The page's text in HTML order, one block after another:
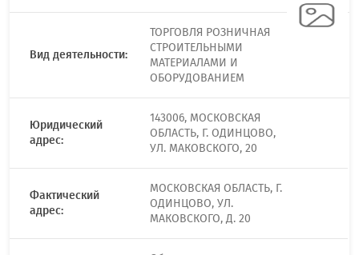
Вид деятельности:
ТОРГОВЛЯ РОЗНИЧНАЯ
СТРОИТЕЛЬНЫМИ
МАТЕРИАЛАМИ И
ОБОРУДОВАНИЕМ
Юридический
адрес:
143006, МОСКОВСКАЯ
ОБЛАСТЬ, Г. ОДИНЦОВО,
УЛ. МАКОВСКОГО, 20
Фактический
адрес:
МОСКОВСКАЯ ОБЛАСТЬ, Г.
ОДИНЦОВО, УЛ.
МАКОВСКОГО, Д. 20